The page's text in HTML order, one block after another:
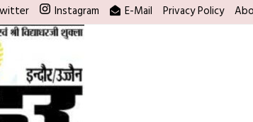
Instagram E-Mail Privacy Policy